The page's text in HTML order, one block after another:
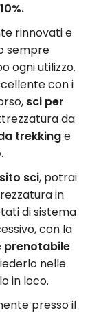
rinnovati e
sempre
ogni utilizzo.
con i
sci per
da
trekkinge
.
sci, potrai
in
di sistema
con la
prenotabile
nelle
in loco.
presso il